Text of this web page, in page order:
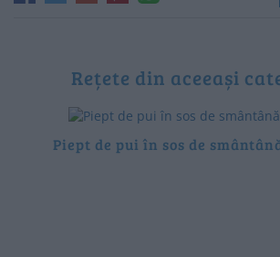
Rețete din aceeași
Piept de pui în sos de